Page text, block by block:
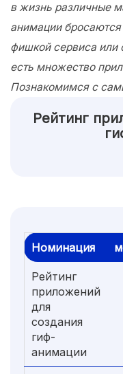
в жизнь различные
анимации бросаются
фишкой сервиса или
есть множество
Познакомимся с
Рейтинг
Номинация
Рейтинг
приложений
для
создания
гиф-
анимации